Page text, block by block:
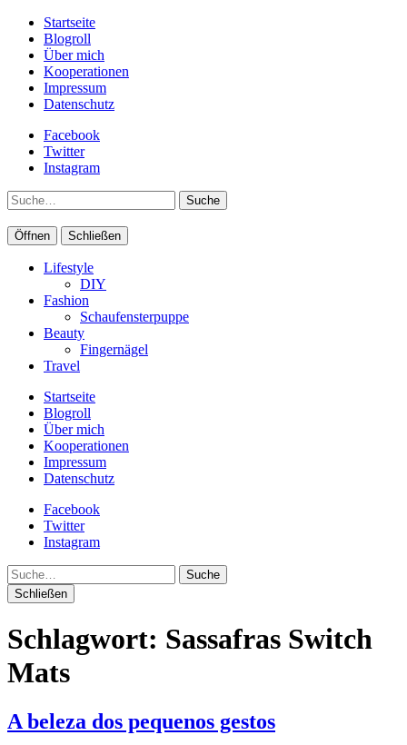
Startseite
Blogroll
Über mich
Kooperationen
Impressum
Datenschutz
Facebook
Twitter
Instagram
Suche
Öffnen Schließen
Lifestyle
DIY
Fashion
Schaufensterpuppe
Beauty
Fingernägel
Travel
Startseite
Blogroll
Über mich
Kooperationen
Impressum
Datenschutz
Facebook
Twitter
Instagram
Suche
Schließen
Schlagwort: Sassafras Switch
Mats
A beleza dos pequenos gestos